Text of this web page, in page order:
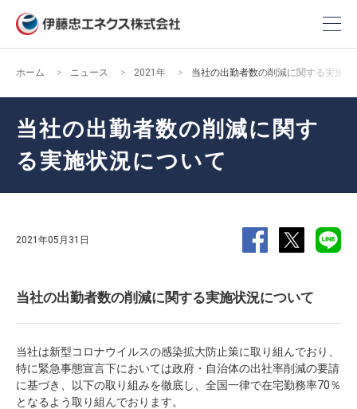
ホーム ニュース 2021年 当社の出勤者数の削減に関する実施状
当社の出勤者数の削減に関す
る実施状況について
2021年05月31日
当社の出勤者数の削減に関する実施状況について
当社は新型コロナウイルスの感染拡大防止策に取り組んでおり、
特に緊急事態宣言下においては政府・自治体の出社率削減の要請
に基づき、以下の取り組みを徹底し、全国一律で在宅勤務率70％
となるよう取り組んでおります。